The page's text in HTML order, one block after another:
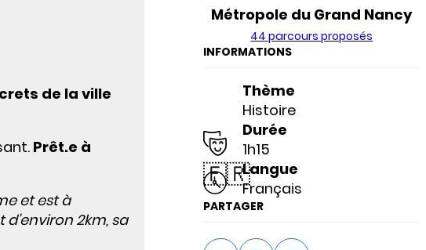
de la ville
Prêt.e à
et est à
d'environ 2km, sa
Métropole du Grand Nancy
44 parcours proposés
INFORMATIONS
Thème
Histoire
Durée
1h15
🇫🇷Langue
Français
PARTAGER